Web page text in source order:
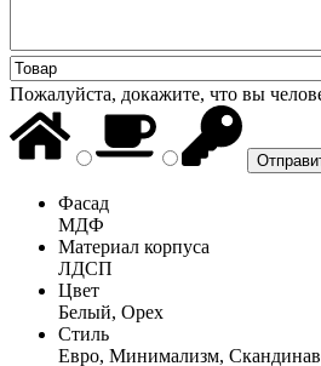
Пожалуйста, докажите, что вы
Фасад
МДФ
Материал корпуса
ЛДСП
Цвет
Белый, Орех
Стиль
Евро, Минимализм,